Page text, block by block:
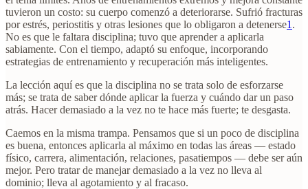
tuvieron un costo: su cuerpo comenzó a deteriorarse. Sufrió fracturas
por estrés, periostitis y otras lesiones que lo obligaron a detenerse1 .
No es que le faltara disciplina; tuvo que aprender a aplicarla
sabiamente. Con el tiempo, adaptó su enfoque, incorporando
estrategias de entrenamiento y recuperación más inteligentes.
La lección aquí es que la disciplina no se trata solo de esforzarse
más; se trata de saber dónde aplicar la fuerza y cuándo dar un paso
atrás. Hacer demasiado a la vez no te hace más fuerte; te desgasta.
Caemos en la misma trampa. Pensamos que si un poco de disciplina
es buena, entonces aplicarla al máximo en todas las áreas — estado
físico, carrera, alimentación, relaciones, pasatiempos — debe ser aún
mejor. Pero tratar de manejar demasiado a la vez no lleva al
dominio; lleva al agotamiento y al fracaso.